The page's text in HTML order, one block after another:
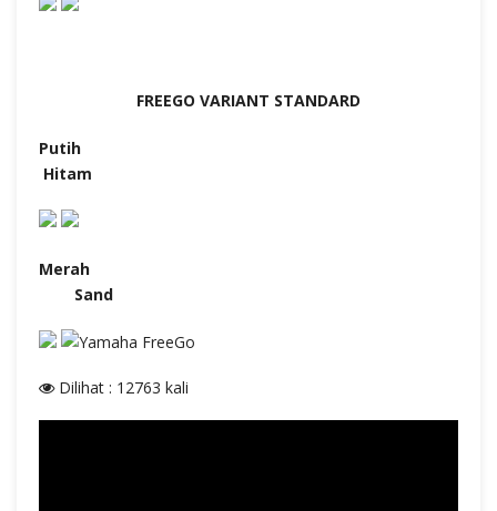
FREEGO VARIANT STANDARD
Putih
Hitam
Merah
Sand
Dilihat : 12763 kali